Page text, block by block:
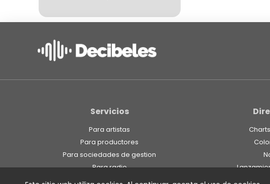
Servicios
Para artistas
Para productores
Para sociedades de gestion
Para radio
Para estaciones independientes
Fieles